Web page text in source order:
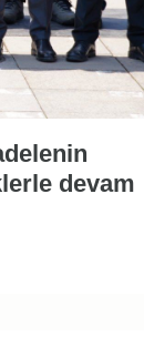
devam